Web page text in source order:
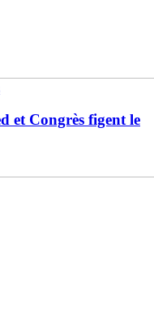
et Congrès figent le